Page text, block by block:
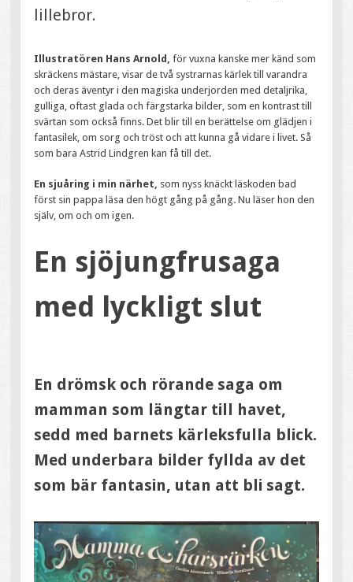
lillebror.
Illustratören Hans Arnold,för vuxna kanske mer känd som
skräckens mästare, visar de två systrarnas kärlek till varandra
och deras äventyr i den magiska underjorden med detaljrika,
gulliga, oftast glada och färgstarka bilder, som en kontrast till
svärtan som också finns. Det blir till en berättelse om glädjen i
fantasilek, om sorg och tröst och att kunna gå vidare i livet. Så
som bara Astrid Lindgren kan få till det.
En sjuåring i min närhet, som nyss knäckt läskoden bad
först sin pappa läsa den högt gång på gång. Nu läser hon den
själv, om och om igen.
En sjöjungfrusaga
med lyckligt slut
En drömsk och rörande saga om
mamman som längtar till havet,
sedd med barnets kärleksfulla blick.
Med underbara bilder fyllda av det
som bär fantasin, utan att bli sagt.